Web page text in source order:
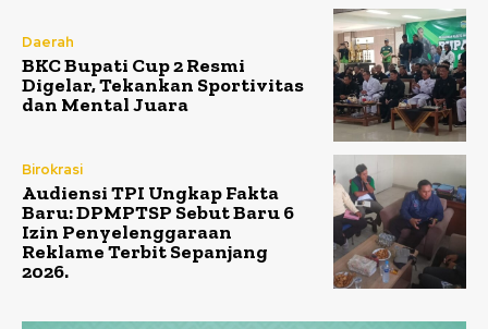
Daerah
BKC Bupati Cup 2 Resmi
Digelar, Tekankan Sportivitas
dan Mental Juara
Birokrasi
Audiensi TPI Ungkap Fakta
Baru: DPMPTSP Sebut Baru 6
Izin Penyelenggaraan
Reklame Terbit Sepanjang
2026.